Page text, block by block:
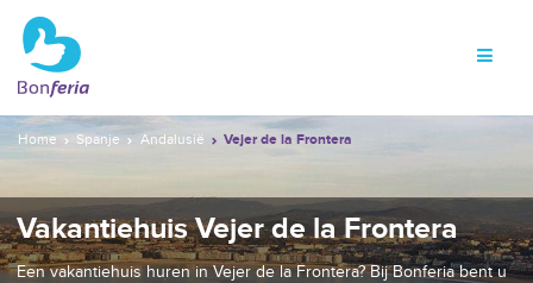
Home Spanje Andalusië Vejer de la Frontera
Vakantiehuis Vejer de la Frontera
Een vakantiehuis huren in Vejer de la Frontera? Bij Bonferia bent u